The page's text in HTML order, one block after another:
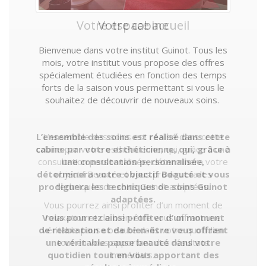
Votre cabine
Bienvenue dans votre institut Guinot. Tous les
mois, votre institut vous propose des offres
spécialement étudiées en fonction des temps
forts de la saison vous permettant si vous le
souhaitez de découvrir de nouveaux soins.
L’ensemble des soins est réalisé dans cette
cabine par votre esthéticienne, qui, grâce à
une consultation personnalisée,
déterminera votre objectif Beauté et vous
prodiguera les techniques de soins Guinot
adaptées.
Vous pourrez ainsi profiter d’un moment
de relaxation et de bien-être vous offrant
une véritable pause beauté dans votre
quotidien tout en vous apportant des
Votre espace accueil
Bienvenue dans votre institut Guinot. Tous les
mois, votre institut vous propose des offres
spécialement étudiées en fonction des temps
forts de la saison vous permettant si vous le
souhaitez de découvrir de nouveaux soins.
L’ensemble des soins est réalisé dans cette
cabine par votre esthéticienne, qui, grâce à une
consultation personnalisée, déterminera votre
objectif Beauté et vous prodiguera les
techniques de soins Guinot adaptées.
Vous pourrez ainsi profiter d’un moment de
relaxation et de bien-être vous offrant une
véritable pause beauté dans votre quotidien
tout en vous apportant des résultats
immédiats.